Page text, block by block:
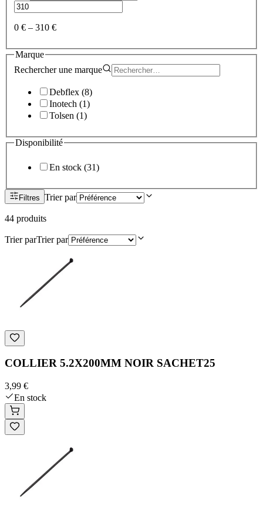
0 € – 310 €
Marque
Rechercher une marque
Debflex (8)
Inotech (1)
Tolsen (1)
Disponibilité
En stock (31)
Filtres Trier par
44 produits
Trier parTrier par
COLLIER 5.2X200MM NOIR SACHET25
3,99 €
En stock